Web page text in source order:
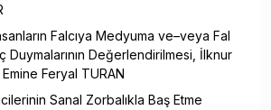
Falcıya Medyuma ve–veya Fal
Duymalarının Değerlendirilmesi, İlknur
Emine Feryal TURAN
Sanal Zorbalıkla Baş Etme